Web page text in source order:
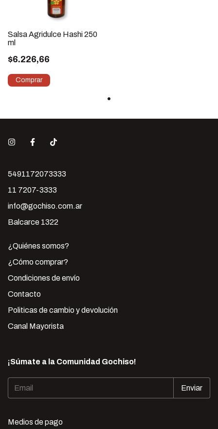
Salsa Agridulce Hashi 250
ml
$6.226,66
5491172073333
11 7207-3333
info@gochiso.com.ar
Balcarce 1322
¿Quiénes somos?
¿Cómo comprar?
Condiciones de envío
Contacto
Politicas de cambio y devolución
Canal Mayorista
¡Súmate a la Comunidad Gochiso!
Medios de pago